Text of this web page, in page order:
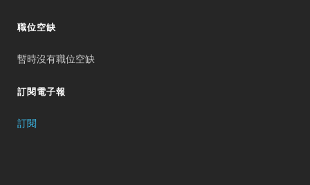
職位空缺
暫時沒有職位空缺
訂閱電子報
訂閱